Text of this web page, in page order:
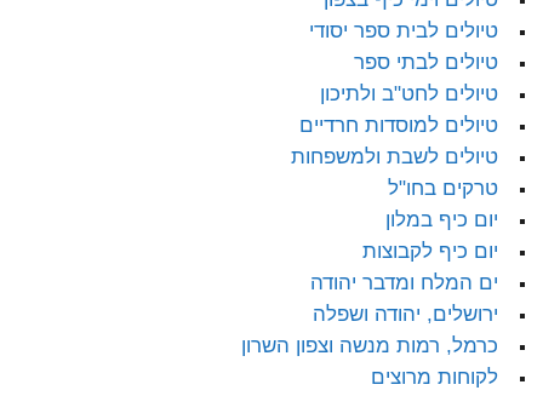
טיולים לבית ספר יסודי
טיולים לבתי ספר
טיולים לחט"ב ולתיכון
טיולים למוסדות חרדיים
טיולים לשבת ולמשפחות
טרקים בחו"ל
יום כיף במלון
יום כיף לקבוצות
ים המלח ומדבר יהודה
ירושלים, יהודה ושפלה
כרמל, רמות מנשה וצפון השרון
לקוחות מרוצים